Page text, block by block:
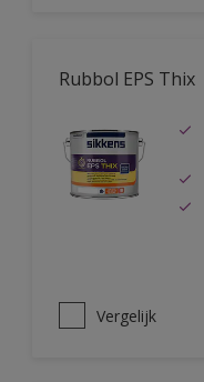
Rubbol EPS Thix
Vergelijk